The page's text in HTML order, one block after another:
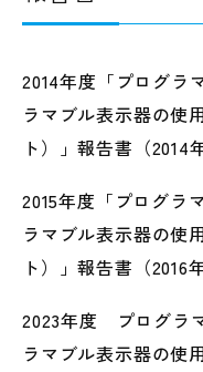
2014年度「プログラ
ラマブル表示器の使
ト）」報告書（2014
2015年度「プログラ
ラマブル表示器の使
ト）」報告書（2016
2023年度 プログラ
ラマブル表示器の使